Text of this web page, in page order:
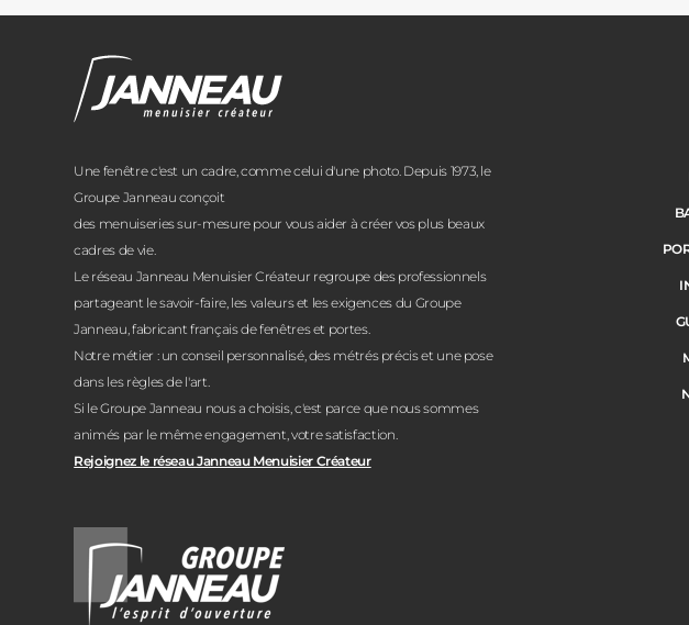
Une fenêtre c'est un cadre, comme celui d'une photo. Depuis 1973, le
Groupe Janneau conçoit
des menuiseries sur-mesure pour vous aider à créer vos plus beaux
cadres de vie.
Le réseau Janneau Menuisier Créateur regroupe des professionnels
partageant le savoir-faire, les valeurs et les exigences du Groupe
Janneau, fabricant français de fenêtres et portes.
Notre métier : un conseil personnalisé, des métrés précis et une pose
dans les règles de l'art.
Si le Groupe Janneau nous a choisis, c'est parce que nous sommes
animés par le même engagement, votre satisfaction.
Rejoignez le réseau Janneau Menuisier Créateur